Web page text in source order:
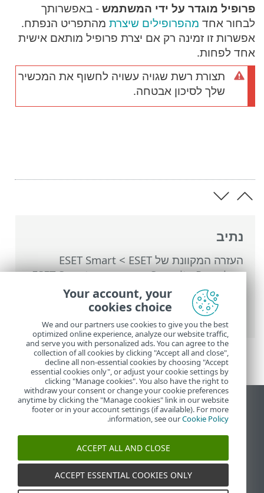
נתיב
העזרה המקוונת של ESET >
ESET Smart
Security Premium
>
עבודה עם ESET Smart
Security Premium
>הגדרות> הגנת רשת
חלונות דו-שיח - הגנת רשת > זוהתה רשת
חדשה
פרופיל מוגדר על ידי המשתמש - באפשרותך
לבחור אחד מהפרופילים שיצרת מהתפריט הנפתח.
אפשרות זו זמינה רק אם יצרת פרופיל מותאם אישית
אחד לפחות.
תצורת רשת שגויה עשויה לחשוף את המכשיר
שלך לסיכון אבטחה.
הצג את האתר למחשב
End of Life
מאגר הידע של ESET
ESET Status Portal
תמיכה אזורית
Your account, your
cookies choice
We and our partners use cookies to give you the best
optimized online experience, analyze our website traffic,
and serve you with personalized ads. You can agree to the
collection of all cookies by clicking "Accept all and close",
decline all non-essential cookies by choosing "Accept
essential cookies only", or adjust your cookie settings by
clicking "Manage cookies". You also have the right to
withdraw your consent or change your cookie preferences
anytime by clicking the "Manage cookies" link in our website
footer or in your account settings (if available). For more
information, see ourCookie Policy
.
ACCEPT ALL AND CLOSE
ACCEPT ESSENTIAL COOKIES ONLY